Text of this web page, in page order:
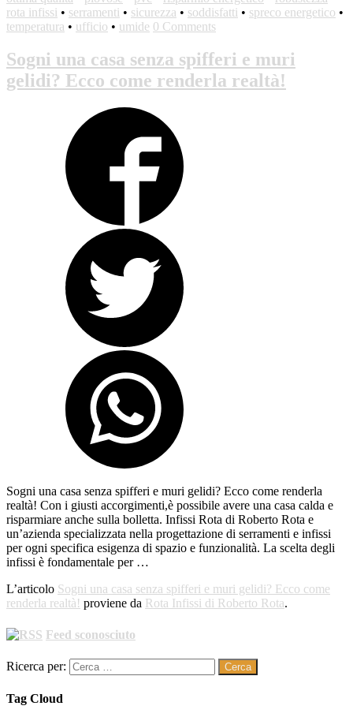
rota infissi • serramenti • sicurezza • soddisfatti • spreco energetico •
temperatura • ufficio • umide 0 Comments
Sogni una casa senza spifferi e muri
gelidi? Ecco come renderla realtà!
Sogni una casa senza spifferi e muri gelidi? Ecco come renderla
realtà! Con i giusti accorgimenti,è possibile avere una casa calda e
risparmiare anche sulla bolletta. Infissi Rota di Roberto Rota e
un’azienda specializzata nella progettazione di serramenti e infissi
per ogni specifica esigenza di spazio e funzionalità. La scelta degli
infissi è fondamentale per …
L’articolo Sogni una casa senza spifferi e muri gelidi? Ecco come
renderla realtà! proviene da Rota Infissi di Roberto Rota.
Feed sconosciuto
Ricerca per:
Tag Cloud